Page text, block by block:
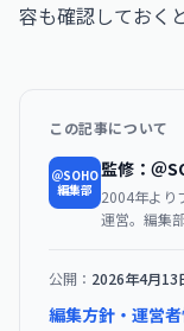
容も確認しておく
この記事について
＠SOHO
編集部
監修：＠
2004年より
運営。編集
公開： 2026年4月13
編集方針・運営